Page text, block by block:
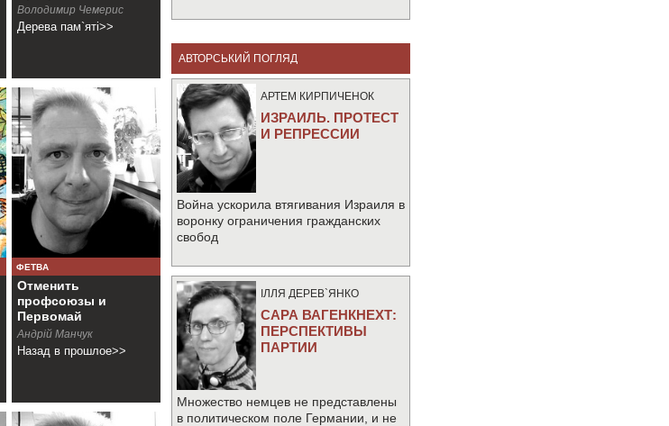
Володимир Чемерис
Дерева пам`яті>>
ФЕТВА
Отменить
профсоюзы и
Первомай
Андрiй Манчук
Назад в прошлое>>
АВТОРСЬКИЙ ПОГЛЯД
АРТЕМ КИРПИЧЕНОК
ИЗРАИЛЬ. ПРОТЕСТ
И РЕПРЕССИИ
Война ускорила втягивания Израиля в
воронку ограничения гражданских
свобод
IЛЛЯ ДЕРЕВ`ЯНКО
САРА ВАГЕНКНЕХТ:
ПЕРСПЕКТИВЫ
ПАРТИИ
Множество немцев не представлены
в политическом поле Германии, и не